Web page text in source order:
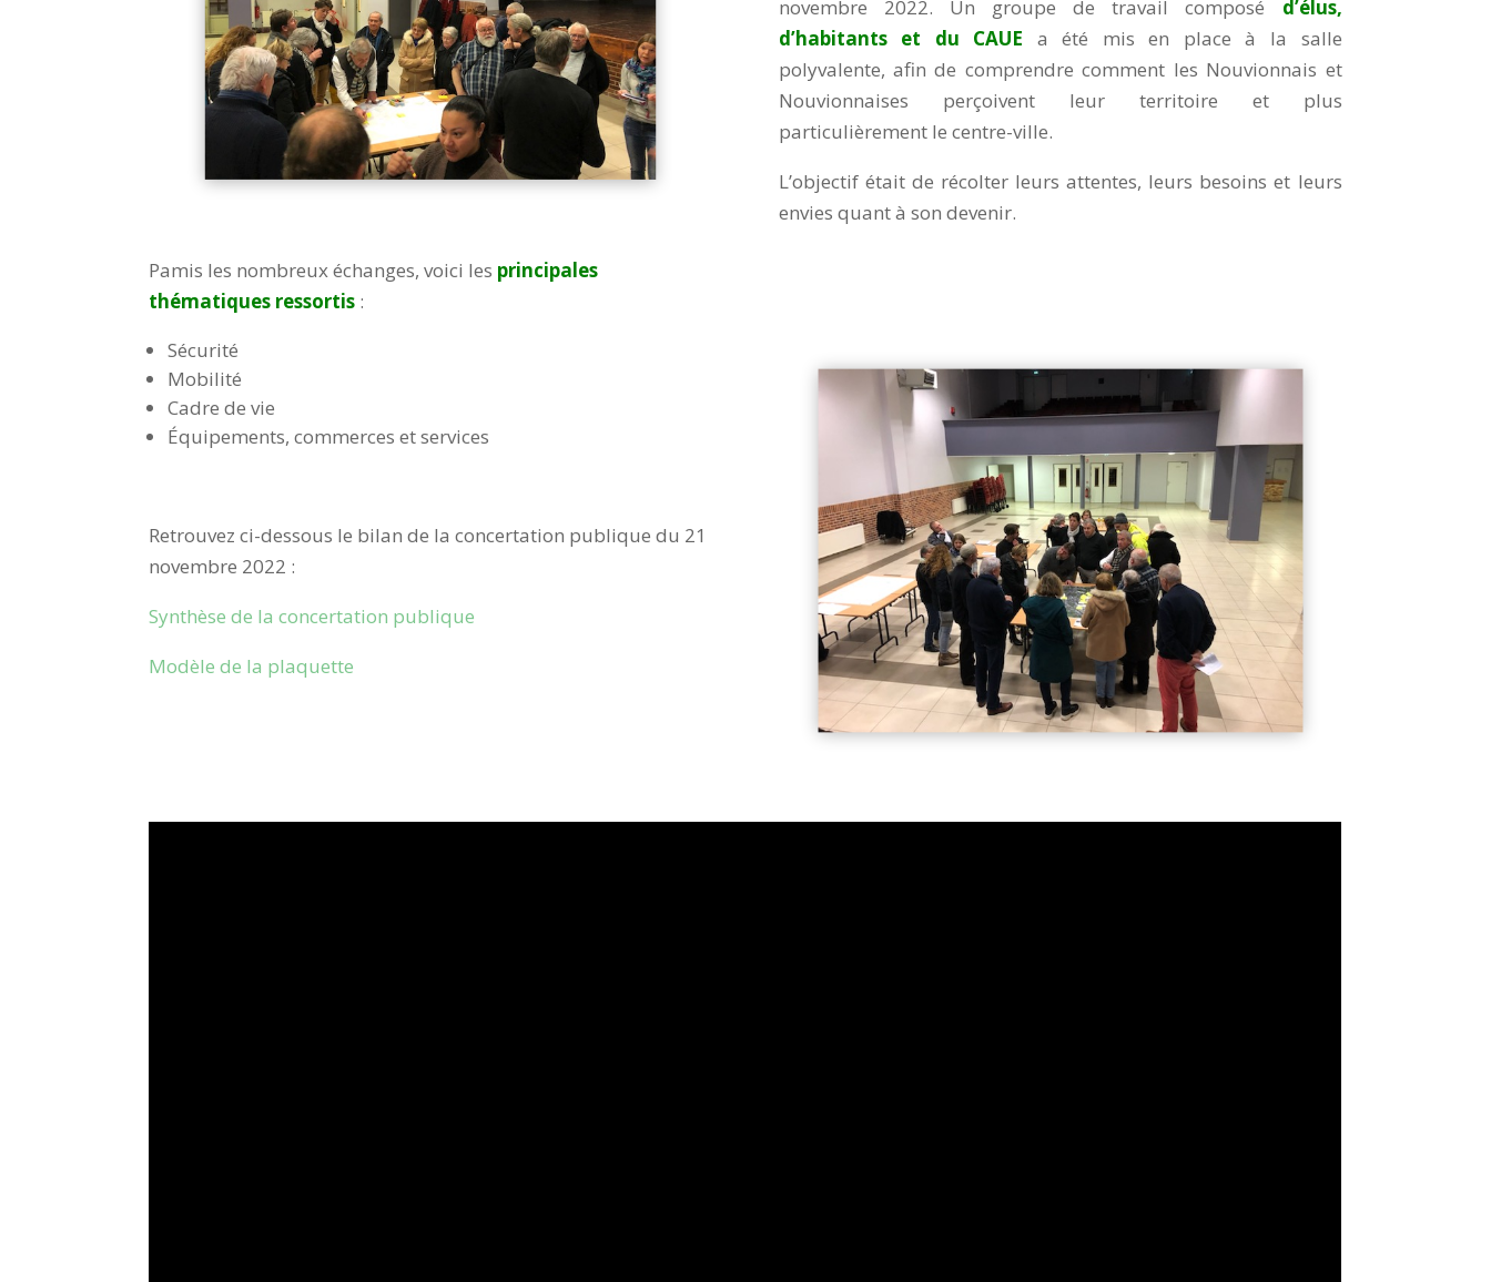
Pamis les nombreux échanges, voici les principales
thématiques ressortis :
Sécurité
Mobilité
Cadre de vie
Équipements, commerces et services
Retrouvez ci-dessous le bilan de la concertation publique du 21
novembre 2022 :
Synthèse de la concertation publique
Modèle de la plaquette
novembre 2022. Un groupe de travail composé d’élus,
d’habitants et du CAUE a été mis en place à la salle
polyvalente, afin de comprendre comment les Nouvionnais et
Nouvionnaises perçoivent leur territoire et plus
particulièrement le centre-ville.
L’objectif était de récolter leurs attentes, leurs besoins et leurs
envies quant à son devenir.